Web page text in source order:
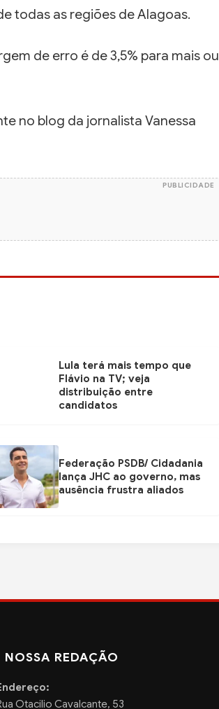
todas as regiões de Alagoas.
de erro é de 3,5% para mais ou
no blog da jornalista Vanessa
PUBLICIDADE
Lula terá mais tempo que
Flávio na TV; veja
distribuição entre
candidatos
Federação PSDB/ Cidadania
lança JHC ao governo, mas
ausência frustra aliados
NOSSA REDAÇÃO
Otacilio Cavalcante, 53